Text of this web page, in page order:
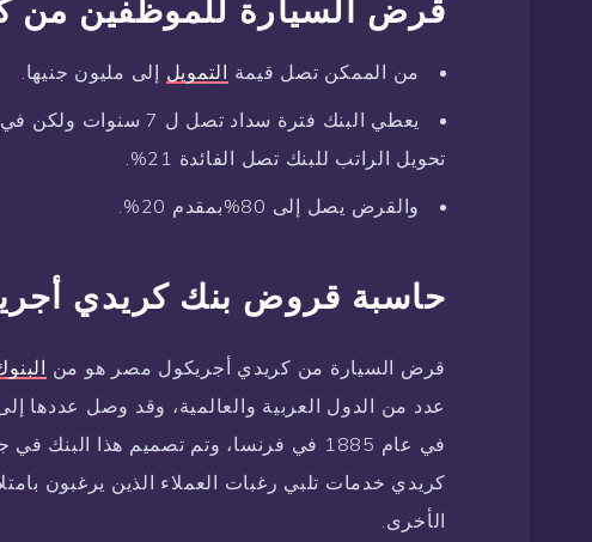
من الممكن تصل قيمة التمويل إلى مليون جنيها.
يعطي البنك فترة سداد
تحويل الراتب للبنك تصل الفائدة 21%.
والقرض يصل إلى 80%بمقدم 20%.
حاسبة قروض بنك كريدي
قرض السيارة من كريدي أجريكول مصر هو من
كريدي خدمات تلبي رغبات العملاء الذين يرغبون
الأخرى.